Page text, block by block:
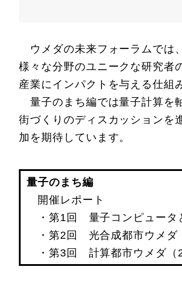
ウメダの未来フォーラムでは
様々な分野のユニークな研究者
産業にインパクトを与える仕組
量子のまち編では量子計算を
街づくりのディスカッションを
加を期待しています。
量子のまち編
開催レポート
・第1回 量子コンピュータ
・第2回 光合成都市ウメダ
・第3回 計算都市ウメダ（